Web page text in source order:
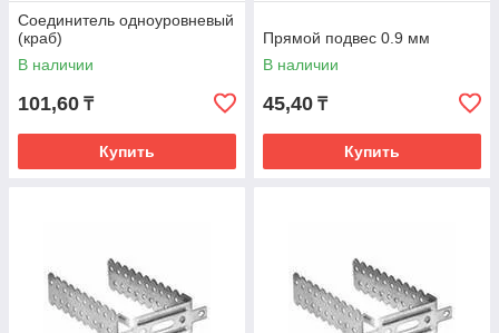
Соединитель одноуровневый
(краб)
В наличии
101,60 ₸
Купить
Прямой подвес 0.9 мм
В наличии
45,40 ₸
Купить